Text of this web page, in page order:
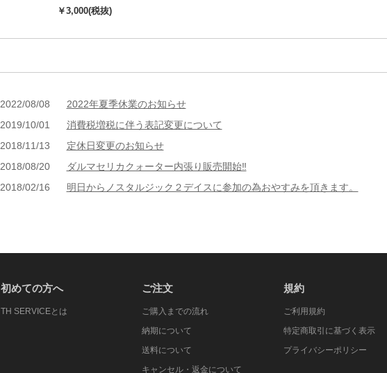
￥3,000(税抜)
2022/08/08
2022年夏季休業のお知らせ
2019/10/01
消費税増税に伴う表記変更について
2018/11/13
定休日変更のお知らせ
2018/08/20
ダルマセリカクォーター内張り販売開始‼
2018/02/16
明日からノスタルジック２デイスに参加の為おやすみを頂きます。
初めての方へ
TH SERVICEとは
ご注文
ご購入までの流れ
納期について
送料について
キャンセル・返金について
規約
ご利用規約
特定商取引に基づく表示
プライバシーポリシー